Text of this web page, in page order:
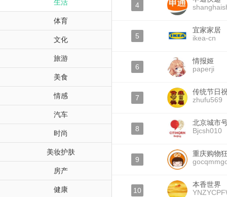
生活
体育
文化
旅游
美食
情感
汽车
时尚
美妆护肤
房产
健康
4
5
宜家家居
ikea-cn
6
情报姬
paperji
7
传统节日
zhufu569
8
北京城市
Bjcsh010
9
重庆购物
10
本香世界